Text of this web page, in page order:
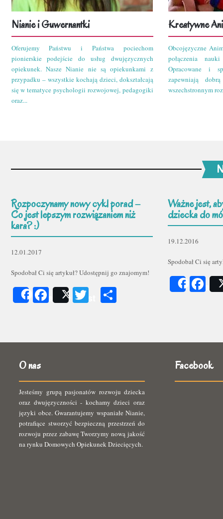
Nianie i Guwernantki
Oferujemy Państwu i Państwa pociechom
pionierskie podejście do usług dwujęzycznych
opiekunek. Nasze Nianie nie są opiekunkami z
przypadku – wszystkie kochają dzieci, dokształcają
się w tematyce psychologii rozwojowej, pedagogiki
oraz...
Kreatywne
Obcojęzyczne
połączenia
Opracowane i
zapewniają
wszechstronnym
Rozpoczynamy nowy cykl porad –
Co jest lepszym rozwiązaniem niż
kara? :)
12.01.2017
Spodobał Ci się artykuł? Udostępnij go znajomym!
ShareFacebook
Post Twitter
Ważne jest,
dziecka do
19.12.2016
Spodobał Ci się
Share
O nas
Jesteśmy grupą pasjonatów rozwoju dziecka
oraz dwujęzyczności - kochamy dzieci oraz
języki obce. Gwarantujemy wspaniałe Nianie,
potrafiące stworzyć bezpieczną przestrzeń do
rozwoju przez zabawę Tworzymy nową jakość
na rynku Domowych Opiekunek Dziecięcych.
Facebook